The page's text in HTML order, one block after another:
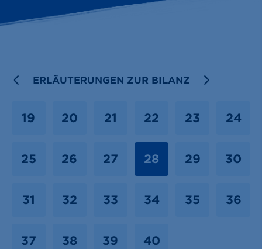
PREVIOUS
ERLÄUTERUNGEN ZUR BILANZ
19 20 21 22 23 24
25 26 27 28 29 30
31 32 33 34 35 36
37 38 39 40